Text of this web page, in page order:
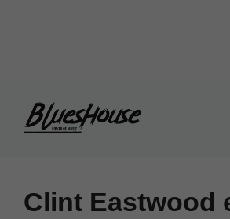
Clint Eastwood